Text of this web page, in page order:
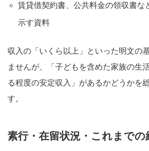
賃貸借契約書、公共料金の領収書な
示す資料
収入の「いくら以上」といった明文の
ませんが、「子どもを含めた家族の生
る程度の安定収入」があるかどうかを
す。
素行・在留状況・これまでの